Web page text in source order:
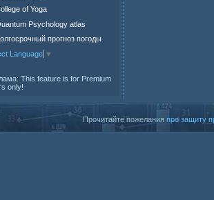
of Yoga
Psychology atlas
прогноз погоды
Language ▼
This feature is for Premium
only!
Прочитайте пожелания про защиту